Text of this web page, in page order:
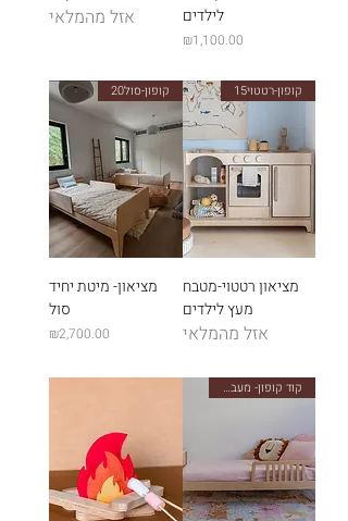
לילדים
מחיר
₪1,100.00
אזל מהמלאי
קופון-רטטוי15
מציאון רטטוי-מטבח
מעץ לילדים
אזל מהמלאי
קופון-סול20
מציאון- מיטת יחיד
סול
מחיר
₪2,700.00
קוד קופון- מעבר25